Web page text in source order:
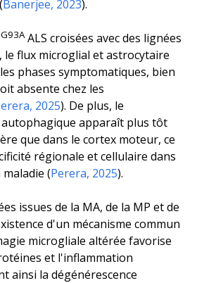
Banerjee, 2023).
ALS croisées avec des lignées
le flux microglial et astrocytaire
phases symptomatiques, bien
absente chez les
2025). De plus, le
apparaît plus tôt
que dans le cortex moteur, ce
régionale et cellulaire dans
(Perera, 2025).
issues de la MA, de la MP et de
d'un mécanisme commun
microgliale altérée favorise
et l'inflammation
ainsi la dégénérescence